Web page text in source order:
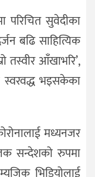
परिचित सुवेदीका
बढि साहित्यिक
तस्वीर आँखाभरि’,
स्वरवद्ध भइसकेका
मध्यनजर
सन्देशको रुपमा